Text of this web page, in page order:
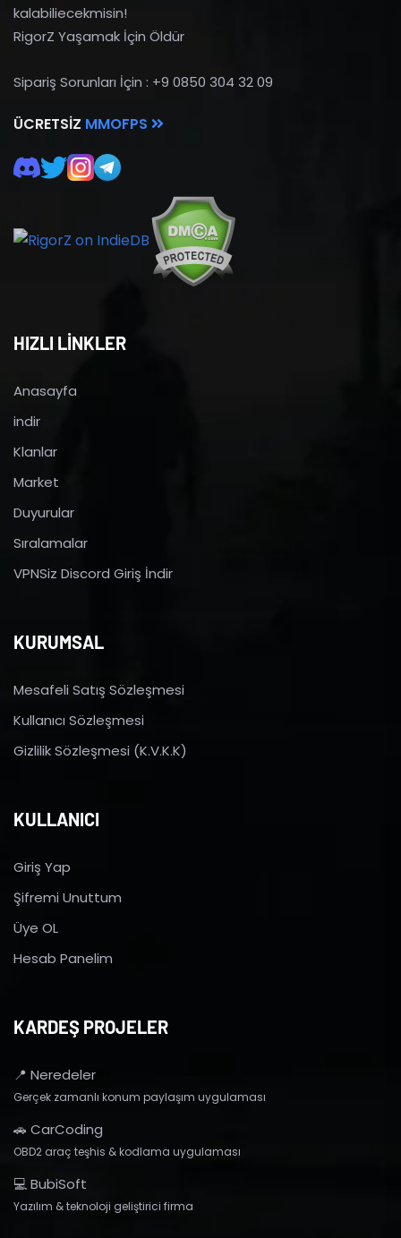
kalabiliecekmisin!
RigorZ Yaşamak İçin Öldür
Sipariş Sorunları İçin : +9 0850 304 32 09
ÜCRETSIZ MMOFPS
HIZLI LİNKLER
Anasayfa
indir
Klanlar
Market
Duyurular
Sıralamalar
VPNSiz Discord Giriş İndir
KURUMSAL
Mesafeli Satış Sözleşmesi
Kullanıcı Sözleşmesi
Gizlilik Sözleşmesi (K.V.K.K)
KULLANICI
Giriş Yap
Şifremi Unuttum
Üye OL
Hesab Panelim
KARDEŞ PROJELER
📍 Neredeler
Gerçek zamanlı konum paylaşım uygulaması
🚗 CarCoding
OBD2 araç teşhis & kodlama uygulaması
💻 BubiSoft
Yazılım & teknoloji geliştirici firma